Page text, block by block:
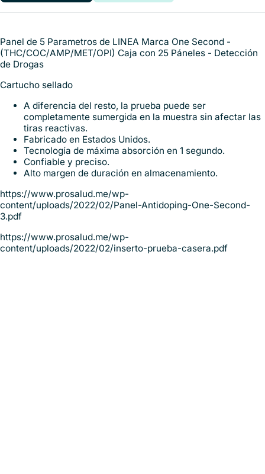
Panel de 5 Parametros de LINEA Marca One Second -
(THC/COC/AMP/MET/OPI) Caja con 25 Páneles - Detección
de Drogas
Cartucho sellado
A diferencia del resto, la prueba puede ser
completamente sumergida en la muestra sin afectar las
tiras reactivas.
Fabricado en Estados Unidos.
Tecnología de máxima absorción en 1 segundo.
Confiable y preciso.
Alto margen de duración en almacenamiento.
https://www.prosalud.me/wp-
content/uploads/2022/02/Panel-Antidoping-One-Second-
3.pdf
https://www.prosalud.me/wp-
content/uploads/2022/02/inserto-prueba-casera.pdf